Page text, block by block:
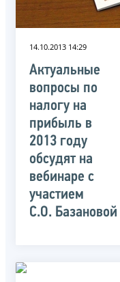
14.10.2013 14:29
Актуальные
вопросы по
налогу на
прибыль в
2013 году
обсудят на
вебинаре с
участием
С.О. Базановой